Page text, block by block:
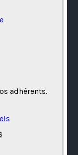
adhérents.